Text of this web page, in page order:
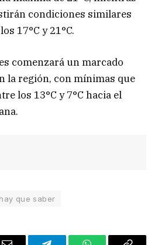
condiciones similares
17°C y 21°C.
comenzará un marcado
la región, con mínimas que
los 13°C y 7°C hacia el
que saber